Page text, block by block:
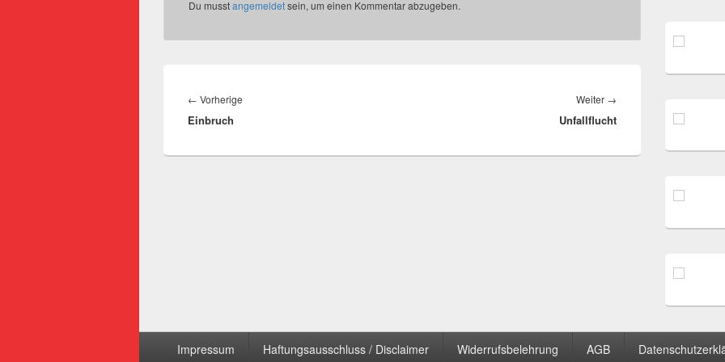
Du musstangemeldetsein, um einen Kommentar abzugeben.
← Vorherige
Einbruch
Weiter →
Beitrag:
Unfallflucht
Impressum Haftungsausschluss / Disclaimer Widerrufsbelehrung AGB